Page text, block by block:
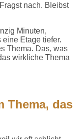
nach. Bleibst
Minuten,
Etage tiefer.
Thema. Das, was
wirkliche Thema
Thema, das